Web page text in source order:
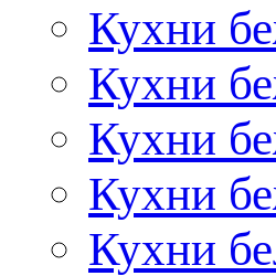
Кухни
Кухни
Кухни
Кухни
Кухни